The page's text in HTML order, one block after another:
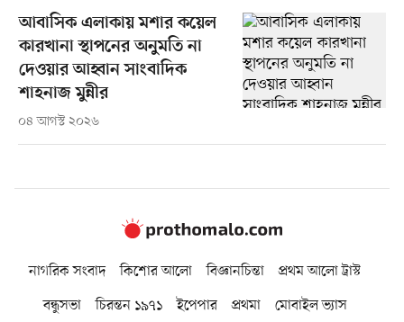
আবাসিক এলাকায় মশার কয়েল
কারখানা স্থাপনের অনুমতি না
দেওয়ার আহ্বান সাংবাদিক
শাহনাজ মুন্নীর
০৪ আগস্ট ২০২৬
নাগরিক সংবাদ কিশোর আলো বিজ্ঞানচিন্তা
প্রথম আলো ট্রাস্ট
বন্ধুসভা
চিরন্তন ১৯৭১ ইপেপার প্রথমা মোবাইল ভ্যাস